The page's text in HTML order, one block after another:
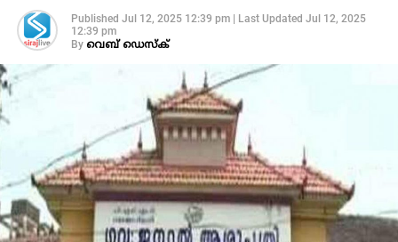
Published Jul 12, 2025 12:39 pm| Last Updated Jul 12, 2025
12:39 pm
By വെബ് ഡെസ്‌ക്